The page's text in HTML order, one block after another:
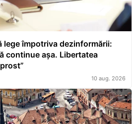
lege împotriva dezinformării:
continue așa. Libertatea
10 aug. 2026